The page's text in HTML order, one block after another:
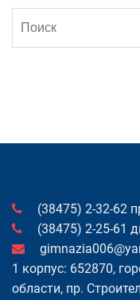
(38475) 2-32-62
(38475) 2-25-61
1 корпус: 652870,
области, пр.